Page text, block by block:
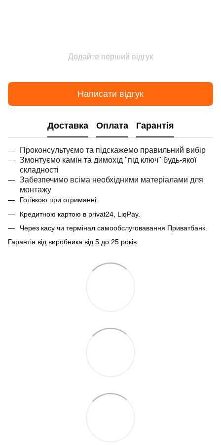
Додайте перший відгук
Написати відгук
Доставка Оплата Гарантія
Проконсультуємо та підскажемо правильний вибір
Змонтуємо камін та димохід "під ключ" будь-якої
складності
Забезпечимо всіма необхідними матеріалами для
монтажу
Готівкою при отриманні.
Кредитною картою в privat24, LiqPay.
Через касу чи термінал самообслуговавання Приватбанк.
Гарантія від виробника від 5 до 25 років.